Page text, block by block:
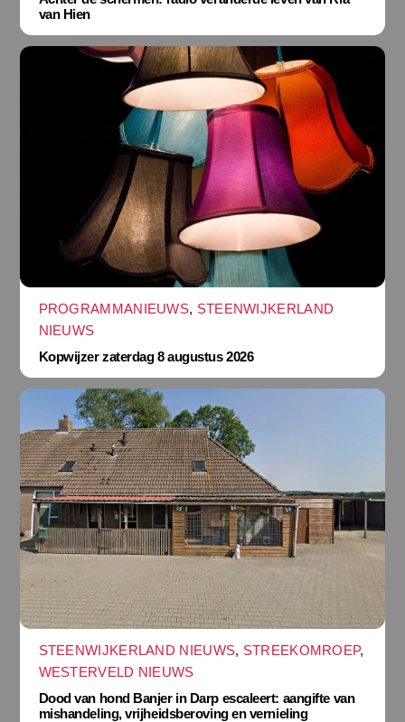
van Hien
PROGRAMMANIEUWS, STEENWIJKERLAND
NIEUWS
Kopwijzer zaterdag 8 augustus 2026
STEENWIJKERLAND NIEUWS, STREEKOMROEP,
WESTERVELD NIEUWS
Dood van hond Banjer in Darp escaleert: aangifte van
mishandeling, vrijheidsberoving en vernieling